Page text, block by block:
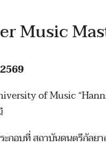
Music
of Music
ระกอบที่ สถาบันดนตรีกัล